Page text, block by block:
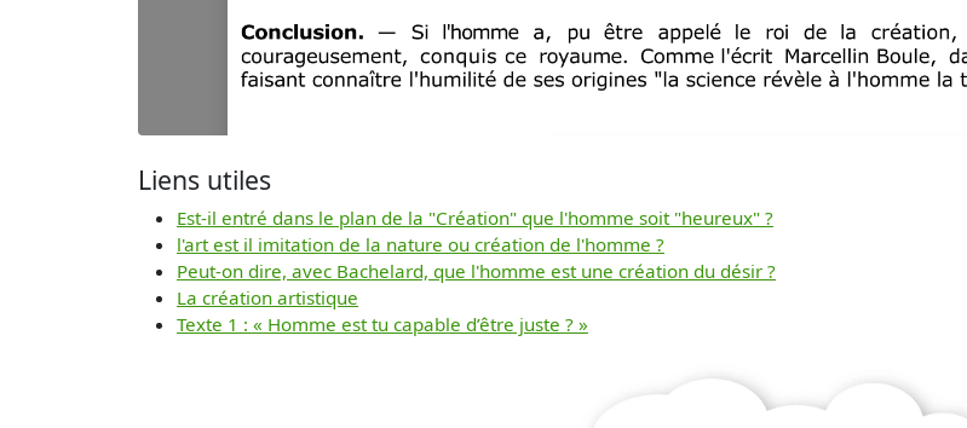
Télécharger
document
Liens utiles
Est-il entré dans le plan de la "Création" que l'homme soit "heureux" ?
l'art est il imitation de la nature ou création de l'homme ?
Peut-on dire, avec Bachelard, que l'homme est une création du désir ?
La création artistique
Texte 1 : « Homme est tu capable d’être juste ? »